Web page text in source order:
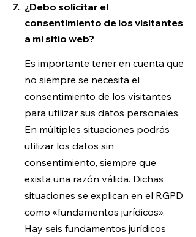
7. ¿Debo solicitar el
consentimiento de los visitantes
a mi sitio web?
Es importante tener en cuenta que
no siempre se necesita el
consentimiento de los visitantes
para utilizar sus datos personales.
En múltiples situaciones podrás
utilizar los datos sin
consentimiento, siempre que
exista una razón válida. Dichas
situaciones se explican en el RGPD
como «fundamentos jurídicos».
Hay seis fundamentos jurídicos